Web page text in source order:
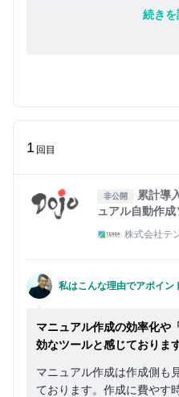
浸透できればと考えており
続きを
1 回目
非公開
累計導
ュアル自動作成
株式会社テ
私はこんな理由でアポイン
マニュアル作成の効率化や
効なツールと感じております
マニュアル作成は作成側も
ております。作成に費やす